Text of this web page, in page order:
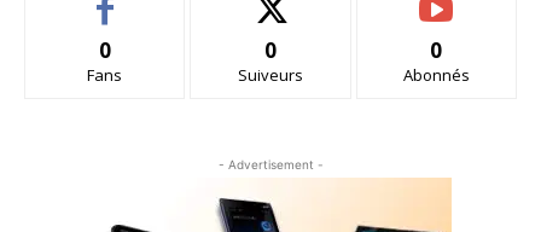
0
Fans
0
Suiveurs
0
Abonnés
- Advertisement -